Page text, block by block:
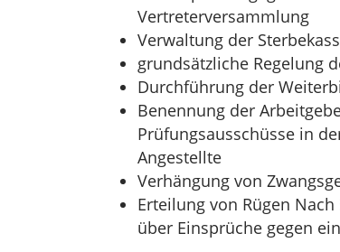
Vertreterversammlung
Verwaltung der
grundsätzliche Regelung
Durchführung der
Benennung der
Prüfungsausschüsse in
Angestellte
Verhängung von
Erteilung von Rügen
über Einsprüche gegen